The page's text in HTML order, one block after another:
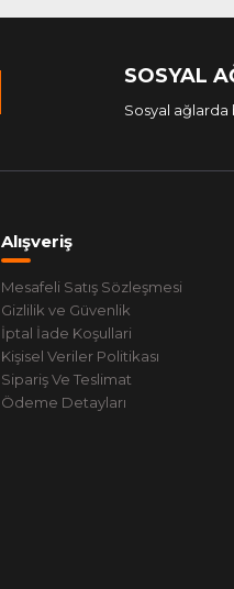
SOSYAL
Sosyal
Alışveriş
Mesafeli Satış Sözleşmesi
Gizlilik ve Güvenlik
İptal İade Koşullari
Kişisel Veriler Politikası
Sipariş Ve Teslimat
Ödeme Detayları